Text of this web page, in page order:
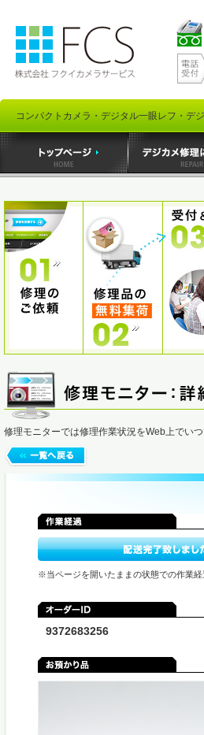
コンパクトカメラ・デジタル一眼レフ・デ
修理モニターでは修理作業状況をWeb上でい
※当ページを開いたままの状態での作業
9372683256